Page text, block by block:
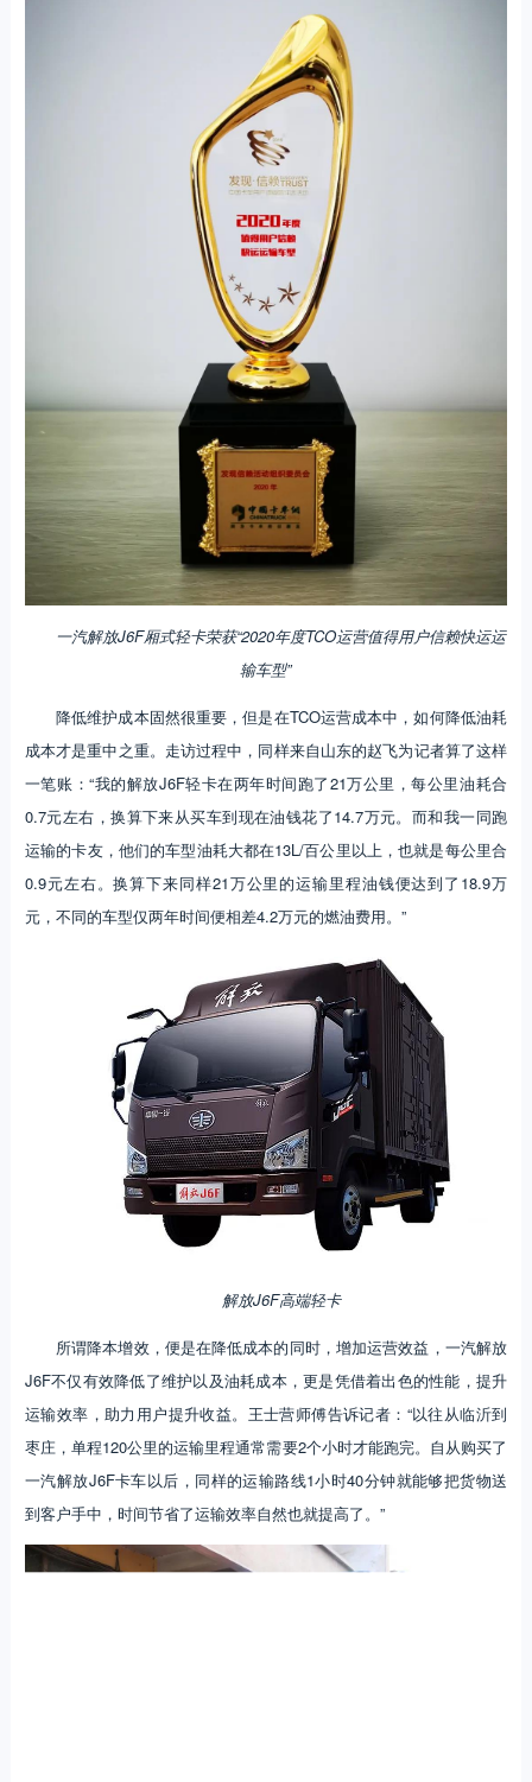
一汽解放J6F厢式轻卡荣获“2020年度TCO运营值得用户信赖快运运
输车型”
降低维护成本固然很重要，但是在TCO运营成本中，如何降低油耗
成本才是重中之重。走访过程中，同样来自山东的赵飞为记者算了这样
一笔账：“我的解放J6F轻卡在两年时间跑了21万公里，每公里油耗合
0.7元左右，换算下来从买车到现在油钱花了14.7万元。而和我一同跑
运输的卡友，他们的车型油耗大都在13L/百公里以上，也就是每公里合
0.9元左右。换算下来同样21万公里的运输里程油钱便达到了18.9万
元，不同的车型仅两年时间便相差4.2万元的燃油费用。”
解放J6F高端轻卡
所谓降本增效，便是在降低成本的同时，增加运营效益，一汽解放
J6F不仅有效降低了维护以及油耗成本，更是凭借着出色的性能，提升
运输效率，助力用户提升收益。王士营师傅告诉记者：“以往从临沂到
枣庄，单程120公里的运输里程通常需要2个小时才能跑完。自从购买了
一汽解放J6F卡车以后，同样的运输路线1小时40分钟就能够把货物送
到客户手中，时间节省了运输效率自然也就提高了。”